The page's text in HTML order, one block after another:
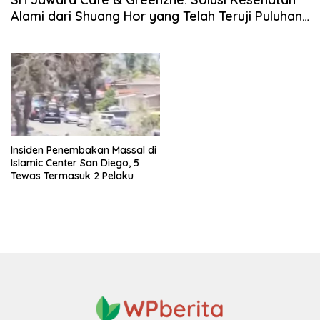
Alami dari Shuang Hor yang Telah Teruji Puluhan
Insiden Penembakan Massal di
Islamic Center San Diego, 5
Tewas Termasuk 2 Pelaku